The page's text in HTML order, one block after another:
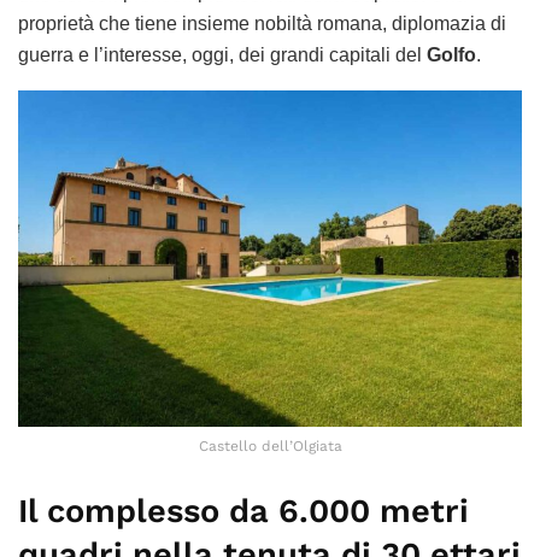
proprietà che tiene insieme nobiltà romana, diplomazia di
guerra e l’interesse, oggi, dei grandi capitali del Golfo.
Castello dell’Olgiata
Il complesso da 6.000 metri